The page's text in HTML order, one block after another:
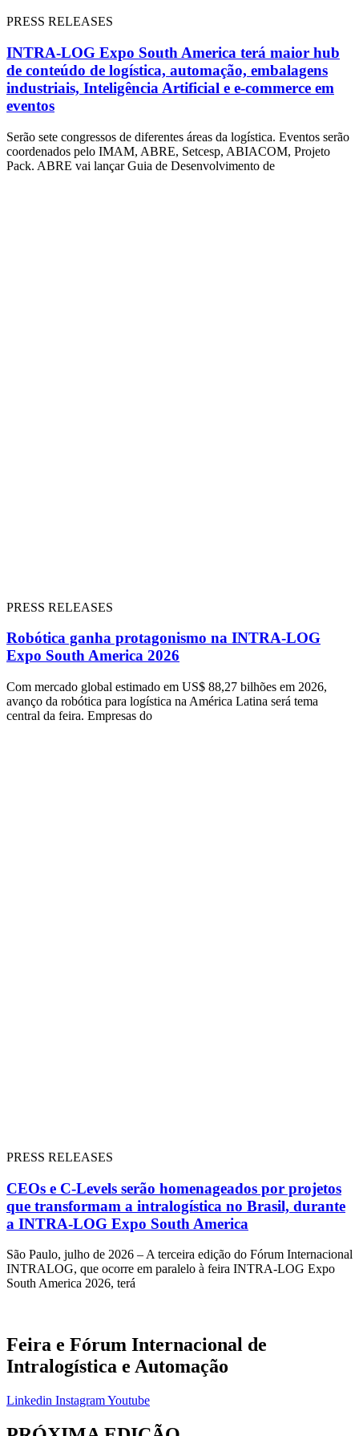
PRESS RELEASES
INTRA-LOG Expo South America terá maior hub
de conteúdo de logística, automação, embalagens
industriais, Inteligência Artificial e e-commerce em
eventos
Serão sete congressos de diferentes áreas da logística. Eventos serão
coordenados pelo IMAM, ABRE, Setcesp, ABIACOM, Projeto
Pack. ABRE vai lançar Guia de Desenvolvimento de
PRESS RELEASES
Robótica ganha protagonismo na INTRA-LOG
Expo South America 2026
Com mercado global estimado em US$ 88,27 bilhões em 2026,
avanço da robótica para logística na América Latina será tema
central da feira. Empresas do
PRESS RELEASES
CEOs e C-Levels serão homenageados por projetos
que transformam a intralogística no Brasil, durante
a INTRA-LOG Expo South America
São Paulo, julho de 2026 – A terceira edição do Fórum Internacional
INTRALOG, que ocorre em paralelo à feira INTRA-LOG Expo
South America 2026, terá
Feira e Fórum Internacional de
Intralogística e Automação
Linkedin InstagramYoutube